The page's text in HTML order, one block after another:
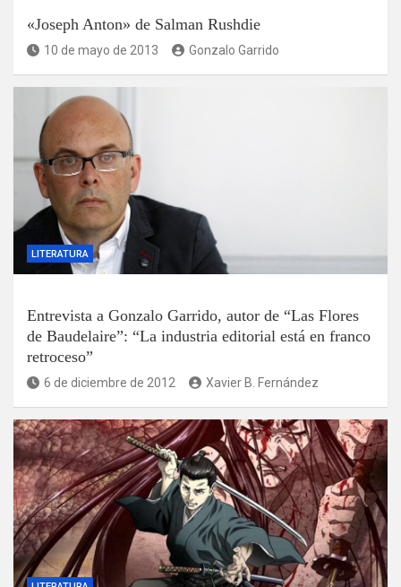
«Joseph Anton» de Salman Rushdie
10 de mayo de 2013 Gonzalo Garrido
LITERATURA
Entrevista a Gonzalo Garrido, autor de “Las Flores
de Baudelaire”: “La industria editorial está en franco
retroceso”
6 de diciembre de 2012 Xavier B. Fernández